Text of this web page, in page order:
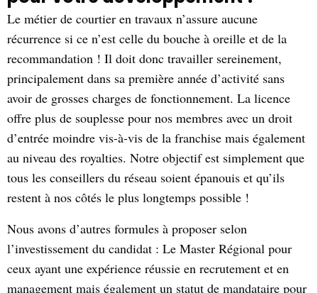
Le métier de courtier en travaux n’assure aucune
récurrence si ce n’est celle du bouche à oreille et de la
recommandation ! Il doit donc travailler sereinement,
principalement dans sa première année d’activité sans
avoir de grosses charges de fonctionnement. La licence
offre plus de souplesse pour nos membres avec un droit
d’entrée moindre vis-à-vis de la franchise mais également
au niveau des royalties. Notre objectif est simplement que
tous les conseillers du réseau soient épanouis et qu’ils
restent à nos côtés le plus longtemps possible !
Nous avons d’autres formules à proposer selon
l’investissement du candidat : Le Master Régional pour
ceux ayant une expérience réussie en recrutement et en
management mais également un statut de mandataire pour